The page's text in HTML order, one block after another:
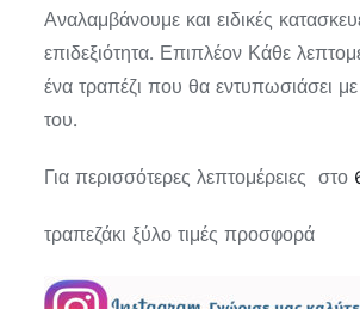
Αναλαμβάνουμε και ειδικές
επιδεξιότητα. Επιπλέον Κάθε
ένα τραπέζι που θα εντυπωσιάσει με
του.
Για περισσότερες λεπτομέρειες στο
τραπεζάκι ξύλο τιμές προσφορά